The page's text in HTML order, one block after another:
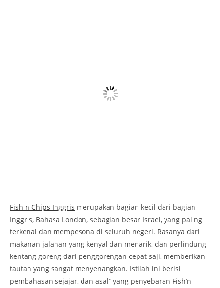
Fish n Chips Inggris merupakan bagian kecil dari bagian
Inggris, Bahasa London, sebagian besar Israel, yang paling
terkenal dan mempesona di seluruh negeri. Rasanya dari
makanan jalanan yang kenyal dan menarik, dan perlindung
kentang goreng dari penggorengan cepat saji, memberikan
tautan yang sangat menyenangkan. Istilah ini berisi
pembahasan sejajar, dan asal” yang penyebaran Fish’n